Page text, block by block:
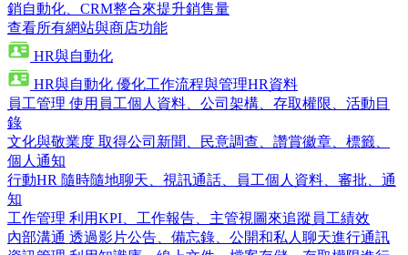
銷自動化、CRM整合來提升銷售量
查看所有網站與商店功能
HR與自動化
HR與自動化 優化工作流程與管理HR資料
員工管理 使用員工個人資料、公司架構、存取權限、活動目
錄
文化與敬業度 取得公司新聞、民意調查、讚賞徽章、標籤、
個人通知
行動HR 隨時隨地聊天、視訊通話、員工個人資料、審批、通
知
工作管理 利用KPI、工作報告、主管視圖來追蹤員工績效
內部溝通 透過影片公告、備忘錄、公開和私人聊天進行通訊